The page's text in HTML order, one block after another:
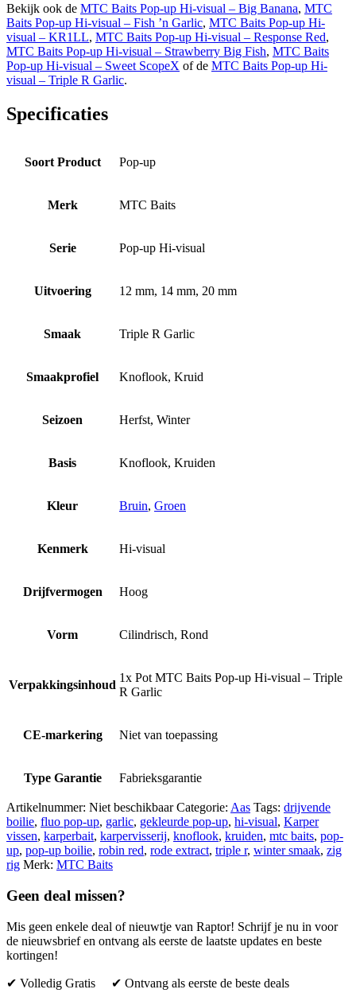
Bekijk ook de MTC Baits Pop-up Hi-visual – Big Banana, MTC
Baits Pop-up Hi-visual – Fish ’n Garlic, MTC Baits Pop-up Hi-
visual – KR1LL, MTC Baits Pop-up Hi-visual – Response Red,
MTC Baits Pop-up Hi-visual – Strawberry Big Fish, MTC Baits
Pop-up Hi-visual – Sweet ScopeX of de MTC Baits Pop-up Hi-
visual – Triple R Garlic.
Specificaties
Soort Product Pop-up
Merk MTC Baits
Serie Pop-up Hi-visual
Uitvoering 12 mm, 14 mm, 20 mm
Smaak Triple R Garlic
Smaakprofiel Knoflook, Kruid
Seizoen Herfst, Winter
Basis Knoflook, Kruiden
Kleur Bruin, Groen
Kenmerk Hi-visual
Drijfvermogen Hoog
Vorm Cilindrisch, Rond
Verpakkingsinhoud
1x Pot MTC Baits Pop-up Hi-visual – Triple
R Garlic
CE-markering Niet van toepassing
Type Garantie Fabrieksgarantie
Artikelnummer: Niet beschikbaar Categorie: Aas Tags: drijvende
boilie, fluo pop-up, garlic, gekleurde pop-up, hi-visual, Karper
vissen, karperbait, karpervisserij, knoflook, kruiden, mtc baits, pop-
up, pop-up boilie, robin red, rode extract, triple r, winter smaak, zig
rig Merk: MTC Baits
Geen deal missen?
Mis geen enkele deal of nieuwtje van Raptor! Schrijf je nu in voor
de nieuwsbrief en ontvang als eerste de laatste updates en beste
kortingen!
✔ Volledig Gratis ✔ Ontvang als eerste de beste deals